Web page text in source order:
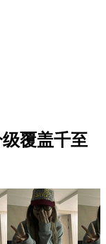
覆盖千至